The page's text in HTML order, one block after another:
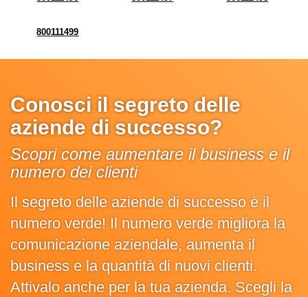
800111499
Conosci il segreto delle
aziende di successo?
Scopri come aumentare il business e il
numero dei clienti
Il segreto delle aziende di successo è il
numero verde! Il numero verde migliora la
comunicazione aziendale, aumenta il
business e la quantità di nuovi clienti.
Attivalo anche per la tua azienda. Scegli la